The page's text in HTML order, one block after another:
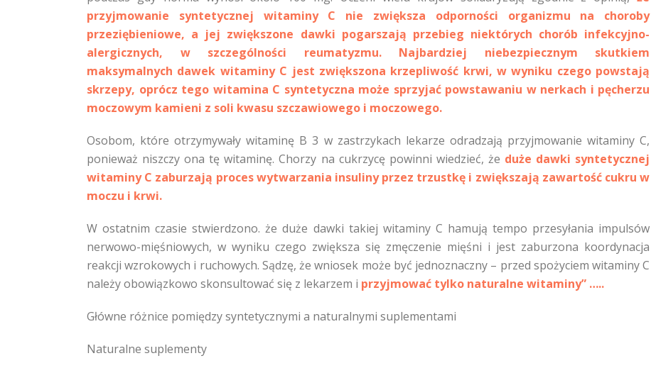
przyjmowanie syntetycznej witaminy C nie zwiększa odporności organizmu na choroby
przeziębieniowe, a jej zwiększone dawki pogarszają przebieg niektórych chorób infekcyjno-
alergicznych, w szczególności reumatyzmu. Najbardziej niebezpiecznym skutkiem
maksymalnych dawek witaminy C jest zwiększona krzepliwość krwi, w wyniku czego powstają
skrzepy, oprócz tego witamina C syntetyczna może sprzyjać powstawaniu w nerkach i pęcherzu
moczowym kamieni z soli kwasu szczawiowego i moczowego.
Osobom, które otrzymywały witaminę B 3 w zastrzykach lekarze odradzają przyjmowanie witaminy C,
ponieważ niszczy ona tę witaminę. Chorzy na cukrzycę powinni wiedzieć, że duże dawki syntetycznej
witaminy C zaburzają proces wytwarzania insuliny przez trzustkę i zwiększają zawartość cukru w
moczu i krwi.
W ostatnim czasie stwierdzono. że duże dawki takiej witaminy C hamują tempo przesyłania impulsów
nerwowo-mięśniowych, w wyniku czego zwiększa się zmęczenie mięśni i jest zaburzona koordynacja
reakcji wzrokowych i ruchowych. Sądzę, że wniosek może być jednoznaczny – przed spożyciem witaminy C
należy obowiązkowo skonsultować się z lekarzem i przyjmować tylko naturalne witaminy” …..
Główne różnice pomiędzy syntetycznymi a naturalnymi suplementami
Naturalne suplementy